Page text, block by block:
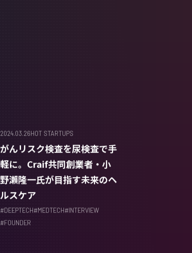
2024.03.26HOT STARTUPS
がんリスク検査を尿検査で手
軽に。Craif共同創業者・小
野瀨隆一氏が目指す未来のヘ
ルスケア
#DEEPTECH#MEDTECH#INTERVIEW
#FOUNDER